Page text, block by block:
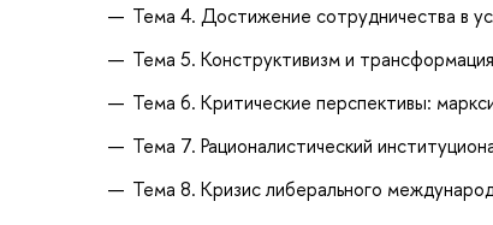
Тема 4. Достижение сотрудничества в
Тема 5. Конструктивизм и
Тема 6. Критические перспективы:
Тема 7. Рационалистический
Тема 8. Кризис либерального